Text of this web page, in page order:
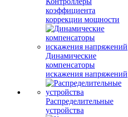
коэффициента
коррекции мощности
Динамические
компенсаторы
искажения напряжений
Распределительные
устройства